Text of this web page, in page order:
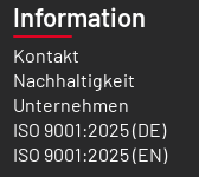
Information
Kontakt
Nachhaltigkeit
Unternehmen
ISO 9001:2025 (DE)
ISO 9001:2025 (EN)